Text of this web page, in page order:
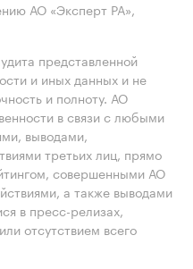
АО «Эксперт РА»,
представленной
и иных данных и не
и полноту. АО
в связи с любыми
выводами,
третьих лиц, прямо
совершенными АО
а также выводами
в пресс-релизах,
отсутствием всего